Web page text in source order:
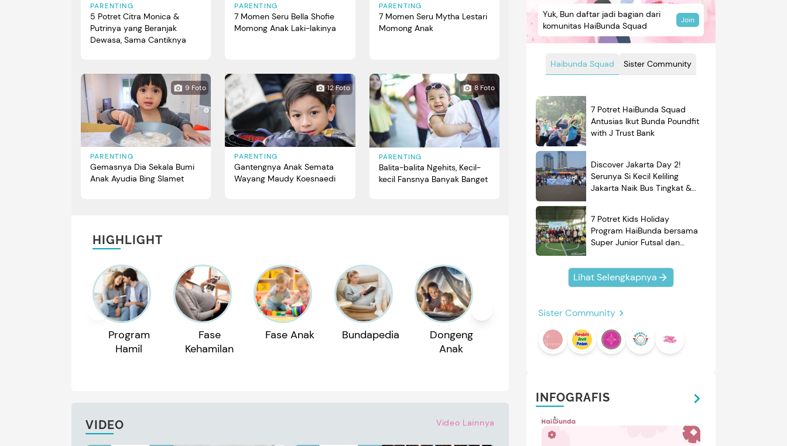
PARENTING
5 Potret Citra Monica &
Putrinya yang Beranjak
Dewasa, Sama Cantiknya
PARENTING
7 Momen Seru Bella Shofie
Momong Anak Laki-lakinya
PARENTING
7 Momen Seru Mytha Lestari
Momong Anak
9 Foto
PARENTING
Gemasnya Dia Sekala Bumi
Anak Ayudia Bing Slamet
12 Foto
PARENTING
Gantengnya Anak Semata
Wayang Maudy Koesnaedi
8 Foto
PARENTING
Balita-balita Ngehits, Kecil-
kecil Fansnya Banyak Banget
HIGHLIGHT
Program
Hamil
Fase
Kehamilan
Fase Anak Bundapedia
Dongeng
Anak
Rekomendasi
Produk
Nama Bayi
VIDEO Video Lainnya
Haibunda Squad Sister Community
Yuk, Bun daftar jadi bagian dari
komunitas HaiBunda Squad
Join
7 Potret HaiBunda Squad
Antusias Ikut Bunda Poundfit
with J Trust Bank
Discover Jakarta Day 2!
Serunya Si Kecil Keliling
Jakarta Naik Bus Tingkat &
7 Potret Kids Holiday
Program HaiBunda bersama
Super Junior Futsal dan
Kompak Banget!
Lihat Selengkapnya
Sister Community
INFOGRAFIS